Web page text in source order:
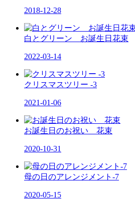
2018-12-28
白とグリーン お誕生日花束
2022-03-14
クリスマスツリー -3
2021-01-06
お誕生日のお祝い 花束
2020-10-31
母の日のアレンジメント-7
2020-05-15